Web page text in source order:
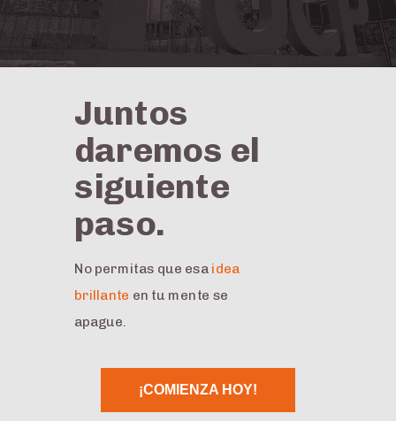
¡COMIENZA HOY!
No permitas que esa idea
brillante en tu mente se
apague.
Juntos
daremos el
siguiente
paso.